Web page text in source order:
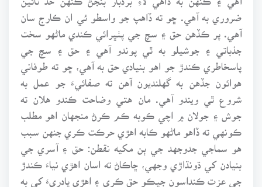
ضروري به آهي. ڇو ته ڏاهپ جو واسطو ئي ان ڪارج سان
آهي. پر ڪڏهن حق ۽ سچ جي پٺڀرائي ڪندي ماڻهو سخت
جذباتي ۽ جوشيلو به ٿي پوندو آهي ۽ حق ۽ سچ جي
پاسخاطري ڪندڙ جو اهو بنيادي حق به آهي، ڇو ته طوفاني
هوائون جڏهن به گهلنديون آهن ته صفائيءَ جو عمل به
شروع ٿي ويندو آهي. مان هتي وضاحت ڪندو هلان ته
جوش ۽ جولان ۾ اچي ڪوبه ڪم ڪرڻ منجهان اهو مطلب
ڪونهي ته ڏاهو ماڻهو ڪابه اهڙي حرڪت ڪري جنهن سبب
هو سماجي جدوجهد جي ٻن مکيه نقطن: حق ۽ آسري جي
بنيادن کي ڌونڌاڙي وجهي، ڇاڪاڻ ته اسان اهڙي نياءَ ڪندڙ
جي عزت ڪنداسون جيڪو حق ڪري ۽ اهڙي پادريءَ کي به